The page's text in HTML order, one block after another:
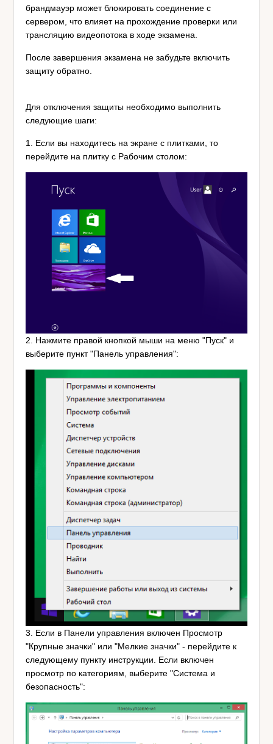
брандмауэр может блокировать соединение с
сервером, что влияет на прохождение проверки или
трансляцию видеопотока в ходе экзамена.
После завершения экзамена не забудьте включить
защиту обратно.
Для отключения защиты необходимо выполнить
следующие шаги:
1. Если вы находитесь на экране с плитками, то
перейдите на плитку с Рабочим столом:
2. Нажмите правой кнопкой мыши на меню "Пуск" и
выберите пункт "Панель управления":
3. Если в Панели управления включен Просмотр
"Крупные значки" или "Мелкие значки" - перейдите к
следующему пункту инструкции. Если включен
просмотр по категориям, выберите "Система и
безопасность":